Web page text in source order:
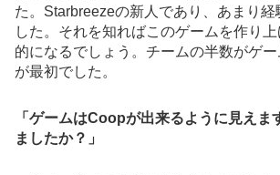
た。Starbreezeの新人であり、あまり
した。それを知ればこのゲームを作り
的になるでしょう。チームの半数がゲ
が最初でした。
「ゲームはCoopが出来るように見えま
ましたか？」